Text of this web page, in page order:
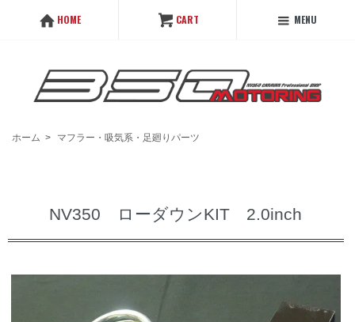
HOME CART MENU
ホーム > マフラー・吸気系・足廻りパーツ
NV350 ローダウンKIT 2.0inch